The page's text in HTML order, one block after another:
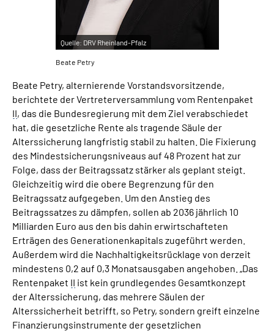
Quelle: DRV Rheinland-Pfalz
Beate Petry
Beate Petry, alternierende Vorstandsvorsitzende,
berichtete der Vertreterversammlung vom Rentenpaket
II, das die Bundesregierung mit dem Ziel verabschiedet
hat, die gesetzliche Rente als tragende Säule der
Alterssicherung langfristig stabil zu halten. Die Fixierung
des Mindestsicherungsniveaus auf 48 Prozent hat zur
Folge, dass der Beitragssatz stärker als geplant steigt.
Gleichzeitig wird die obere Begrenzung für den
Beitragssatz aufgegeben. Um den Anstieg des
Beitragssatzes zu dämpfen, sollen ab 2036 jährlich 10
Milliarden Euro aus den bis dahin erwirtschafteten
Erträgen des Generationenkapitals zugeführt werden.
Außerdem wird die Nachhaltigkeitsrücklage von derzeit
mindestens 0,2 auf 0,3 Monatsausgaben angehoben. „Das
Rentenpaket II ist kein grundlegendes Gesamtkonzept
der Alterssicherung, das mehrere Säulen der
Alterssicherheit betrifft, so Petry, sondern greift einzelne
Finanzierungsinstrumente der gesetzlichen